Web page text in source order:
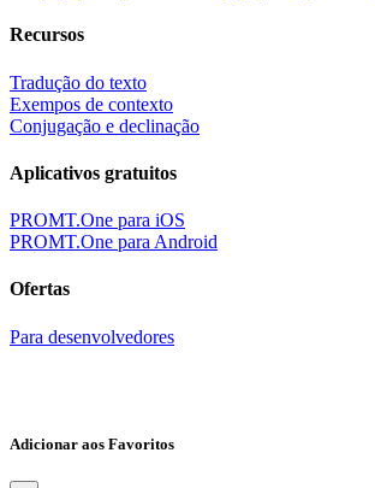
Recursos
Tradução do texto
Exempos de contexto
Conjugação e declinação
Aplicativos gratuitos
PROMT.One para iOS
PROMT.One para Android
Ofertas
Para desenvolvedores
Adicionar aos Favoritos